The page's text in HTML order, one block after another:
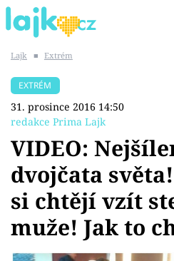
SHOPAHOLICADEL
Témata
Showbyznys
Youtubeři
Lajk ■ Extrém
EXTRÉM
31. prosince 2016 14:50
redakce Prima Lajk
VIDEO:
dvojčata
si chtějí vzít
muže! Jak to